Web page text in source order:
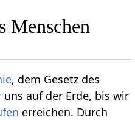
Menschen
, dem Gesetz des
auf der Erde, bis wir
erreichen. Durch